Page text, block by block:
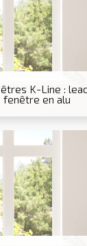
K-Line :
fenêtre en alu